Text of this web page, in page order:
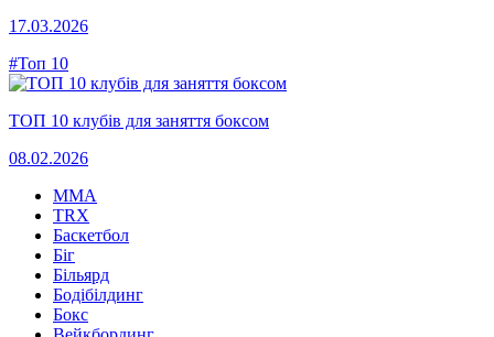
17.03.2026
#Топ 10
ТОП 10 клубів для заняття боксом
08.02.2026
MMA
TRX
Баскетбол
Біг
Більярд
Бодібілдинг
Бокс